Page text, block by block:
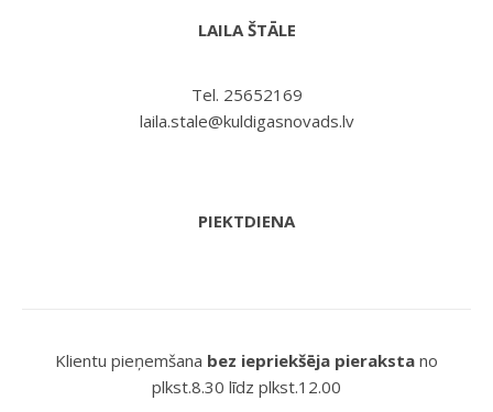
LAILA ŠTĀLE
Tel. 25652169
laila.stale@kuldigasnovads.lv
PIEKTDIENA
Klientu pieņemšana bez iepriekšēja pieraksta no
plkst.8.30 līdz plkst.12.00